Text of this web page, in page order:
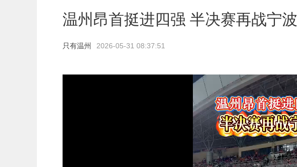
温州昂首挺进四强 半决赛再战宁波
只有温州 2026-05-31 08:37:51